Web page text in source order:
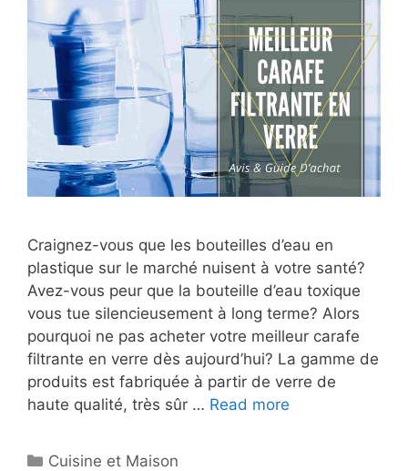
Craignez-vous que les bouteilles d’eau en
plastique sur le marché nuisent à votre santé?
Avez-vous peur que la bouteille d’eau toxique
vous tue silencieusement à long terme? Alors
pourquoi ne pas acheter votre meilleur carafe
filtrante en verre dès aujourd’hui? La gamme de
produits est fabriquée à partir de verre de
haute qualité, très sûr … Read more
Cuisine et Maison